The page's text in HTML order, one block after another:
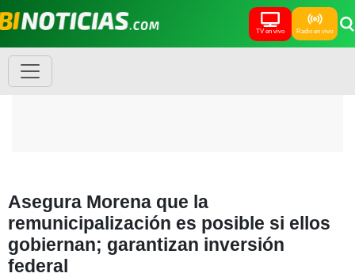
TV en vivo Radio en vivo
Asegura Morena que la
remunicipalización es posible si ellos
gobiernan; garantizan inversión
federal